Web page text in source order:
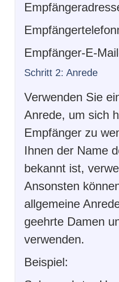
Empfänger-E-
Schritt 2: Anrede
Verwenden Sie
Anrede, um sich
Empfänger zu
Ihnen der Name
bekannt ist,
Ansonsten
allgemeine
geehrte Damen
verwenden.
Beispiel: